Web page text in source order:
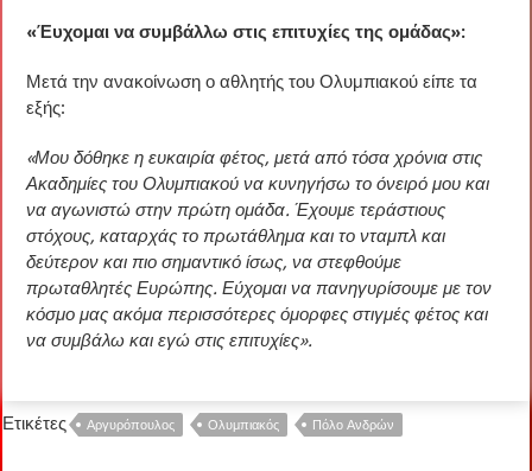
«Έυχομαι να συμβάλλω στις επιτυχίες της ομάδας»:
Μετά την ανακοίνωση ο αθλητής του Ολυμπιακού είπε τα
εξής:
«Μου δόθηκε η ευκαιρία φέτος, μετά από τόσα χρόνια στις
Ακαδημίες του Ολυμπιακού να κυνηγήσω το όνειρό μου και
να αγωνιστώ στην πρώτη ομάδα. Έχουμε τεράστιους
στόχους, καταρχάς το πρωτάθλημα και το νταμπλ και
δεύτερον και πιο σημαντικό ίσως, να στεφθούμε
πρωταθλητές Ευρώπης. Εύχομαι να πανηγυρίσουμε με τον
κόσμο μας ακόμα περισσότερες όμορφες στιγμές φέτος και
να συμβάλω και εγώ στις επιτυχίες».
Ετικέτες Αργυρόπουλος Ολυμπιακός Πόλο Ανδρών